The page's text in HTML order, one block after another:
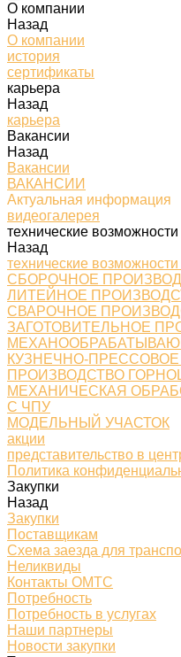
О компании
Назад
О компании
история
сертификаты
карьера
Назад
карьера
Вакансии
Назад
Вакансии
ВАКАНСИИ
Актуальная информация
видеогалерея
технические
Назад
технические
СБОРОЧНОЕ
ЛИТЕЙНОЕ
СВАРОЧНОЕ
ЗАГОТОВИТЕЛЬНОЕ
КУЗНЕЧНО-
ПРОИЗВОДСТВО
МЕХАНИЧЕСКАЯ
С ЧПУ
МОДЕЛЬНЫЙ УЧАСТОК
акции
представительство в
Политика
Закупки
Назад
Закупки
Поставщикам
Схема заезда для
Неликвиды
Контакты ОМТС
Потребность
Потребность в услугах
Наши партнеры
Новости закупки